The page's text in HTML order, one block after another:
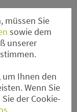
müssen Sie
sowie dem
unserer
um Ihnen den
Wenn Sie
der Cookie-